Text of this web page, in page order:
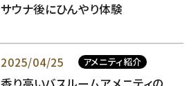
サウナ後にひんやり体験
2025/04/25 アメニティ紹介